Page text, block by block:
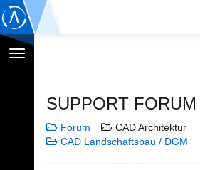
Navigation
SUPPORT FORUM
Forum
CAD Architektur
CAD Landschaftsbau / DGM